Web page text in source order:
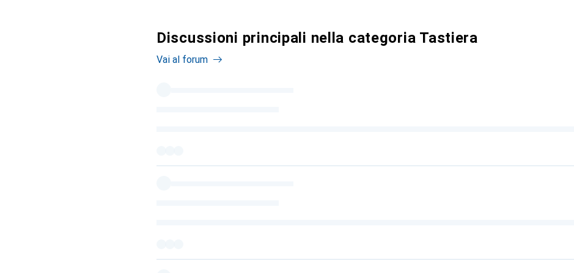
Discussioni principali nella categoria Tastiera
Vai al forum